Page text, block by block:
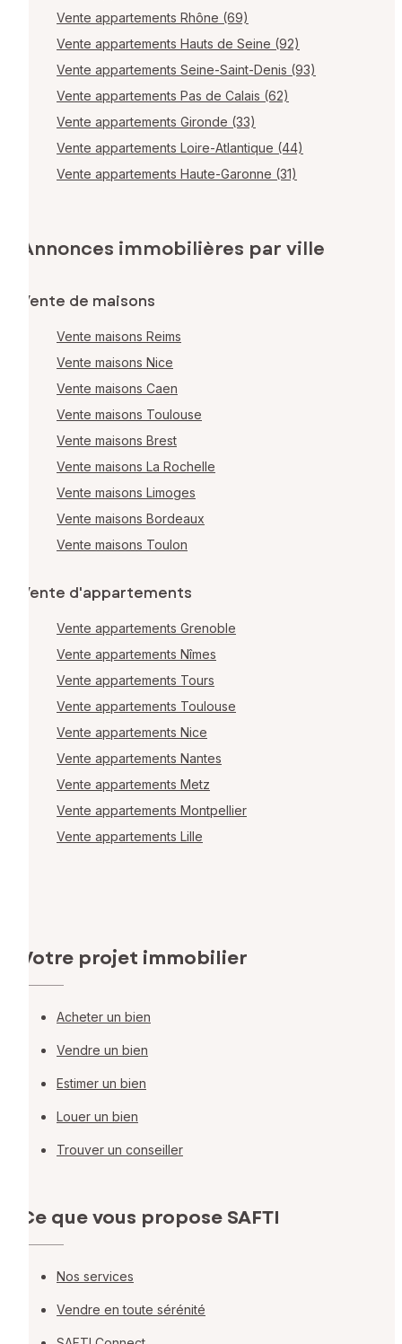
Vente appartements Rhône (69)
Vente appartements Hauts de Seine (92)
Vente appartements Seine-Saint-Denis (93)
Vente appartements Pas de Calais (62)
Vente appartements Gironde (33)
Vente appartements Loire-Atlantique (44)
Vente appartements Haute-Garonne (31)
Annonces immobilières par ville
Vente de maisons
Vente maisons Reims
Vente maisons Nice
Vente maisons Caen
Vente maisons Toulouse
Vente maisons Brest
Vente maisons La Rochelle
Vente maisons Limoges
Vente maisons Bordeaux
Vente maisons Toulon
Vente d'appartements
Vente appartements Grenoble
Vente appartements Nîmes
Vente appartements Tours
Vente appartements Toulouse
Vente appartements Nice
Vente appartements Nantes
Vente appartements Metz
Vente appartements Montpellier
Vente appartements Lille
Votre projet immobilier
Acheter un bien
Vendre un bien
Estimer un bien
Louer un bien
Trouver un conseiller
Ce que vous propose SAFTI
Nos services
Vendre en toute sérénité